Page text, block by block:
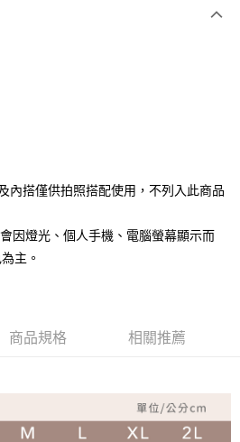
內搭僅供拍照搭配使用，不列入此商品
因燈光、個人手機、電腦螢幕顯示而
主。
商品規格 相關推薦